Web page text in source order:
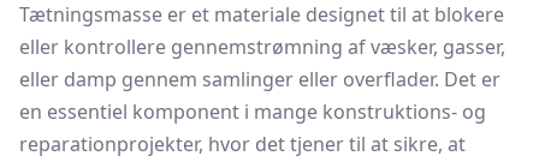
Tætningsmasse er et materiale designet til at blokere
eller kontrollere gennemstrømning af væsker, gasser,
eller damp gennem samlinger eller overflader. Det er
en essentiel komponent i mange konstruktions- og
reparationprojekter, hvor det tjener til at sikre, at